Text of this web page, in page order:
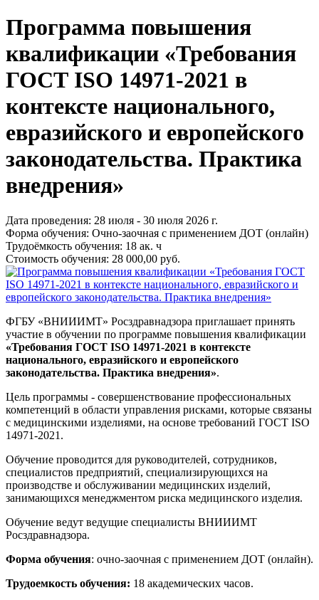
Программа повышения
квалификации «Требования
ГОСТ ISO 14971-2021 в
контексте национального,
евразийского и европейского
законодательства. Практика
внедрения»
Дата проведения: 28 июля - 30 июля 2026 г.
Форма обучения: Очно-заочная с применением ДОТ (онлайн)
Трудоёмкость обучения: 18 ак. ч
Стоимость обучения: 28 000,00 руб.
ФГБУ «ВНИИИМТ» Росздравнадзора приглашает принять
участие в обучении по программе повышения квалификации
«Требования ГОСТ ISO 14971-2021 в контексте
национального, евразийского и европейского
законодательства. Практика внедрения».
Цель программы - совершенствование профессиональных
компетенций в области управления рисками, которые связаны
с медицинскими изделиями, на основе требований ГОСТ ISO
14971-2021.
Обучение проводится для руководителей, сотрудников,
специалистов предприятий, специализирующихся на
производстве и обслуживании медицинских изделий,
занимающихся менеджментом риска медицинского изделия.
Обучение ведут ведущие специалисты ВНИИИМТ
Росздравнадзора.
Форма обучения: очно-заочная с применением ДОТ (онлайн).
Трудоемкость обучения: 18 академических часов.